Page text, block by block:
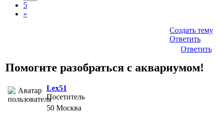
5
»
Создать тему
Ответить
Ответить
Помогите разобраться с аквариумом!
Lex51
Посетитель
50 Москва